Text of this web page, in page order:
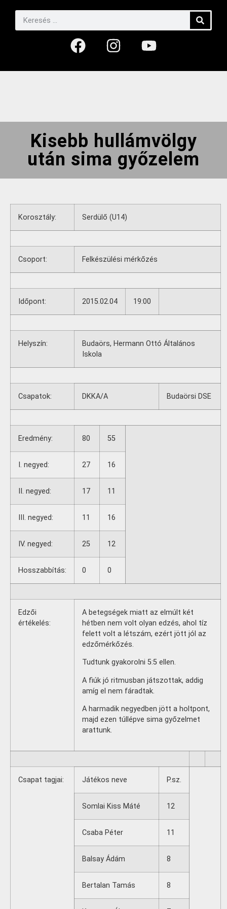
Kisebb hullámvölgy
után sima győzelem
Korosztály: Serdülő (U14)
Csoport: Felkészülési mérkőzés
Időpont: 2015.02.04 19:00
Helyszín:
Budaörs, Hermann Ottó Általános
Iskola
Csapatok: DKKA/A Budaörsi DSE
Eredmény: 80 55
I. negyed: 27 16
II. negyed: 17 11
III. negyed: 11 16
IV. negyed: 25 12
Hosszabbítás: 0 0
Edzői
értékelés:
A betegségek miatt az elmúlt két
hétben nem volt olyan edzés, ahol tíz
felett volt a létszám, ezért jött jól az
edzőmérkőzés.
Tudtunk gyakorolni 5:5 ellen.
A fiúk jó ritmusban játszottak, addig
amíg el nem fáradtak.
A harmadik negyedben jött a holtpont,
majd ezen túllépve sima győzelmet
arattunk.
Csapat tagjai: Játékos neve P.sz.
Somlai Kiss Máté 12
Csaba Péter 11
Balsay Ádám 8
Bertalan Tamás 8